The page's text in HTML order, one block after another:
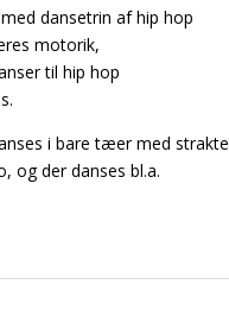
dansetrin af hip hop
motorik,
til hip hop
i bare tæer med strakte
og der danses bl.a.